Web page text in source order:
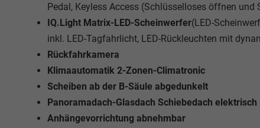
Pedal, Keyless Access (Schlüsselloses öffnen und
IQ.Light Matrix-LED-Scheinwerfer(LED-
inkl. LED-Tagfahrlicht, LED-Rückleuchten mit
Rückfahrkamera
Klimaautomatik 2-Zonen-Climatronic
Scheiben ab der B-Säule abgedunkelt
Panoramadach-Glasdach Schiebedach elektrisch
Anhängevorrichtung abnehmbar